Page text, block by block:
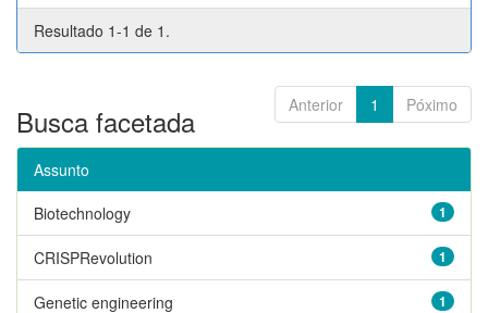
Resultado 1-1 de 1.
Anterior 1 Póximo
Busca facetada
Assunto
1
Biotechnology
1
CRISPRevolution
1
Genetic engineering